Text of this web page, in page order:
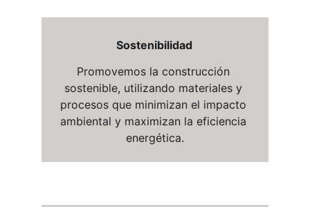
Sostenibilidad
Promovemos la construcción
sostenible, utilizando materiales y
procesos que minimizan el impacto
ambiental y maximizan la eficiencia
energética.